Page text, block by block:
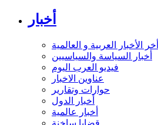
أخبار
أخر الأخبار العربية و العالمية
أخبار السياسة والسياسيين
فيديو العرب اليوم
عناوين الاخبار
حوارات وتقارير
أخبار الدول
أخبار عالمية
قضايا ساخنة